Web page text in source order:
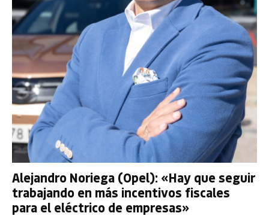
Alejandro Noriega (Opel): «Hay que seguir
trabajando en más incentivos fiscales
para el eléctrico de empresas»